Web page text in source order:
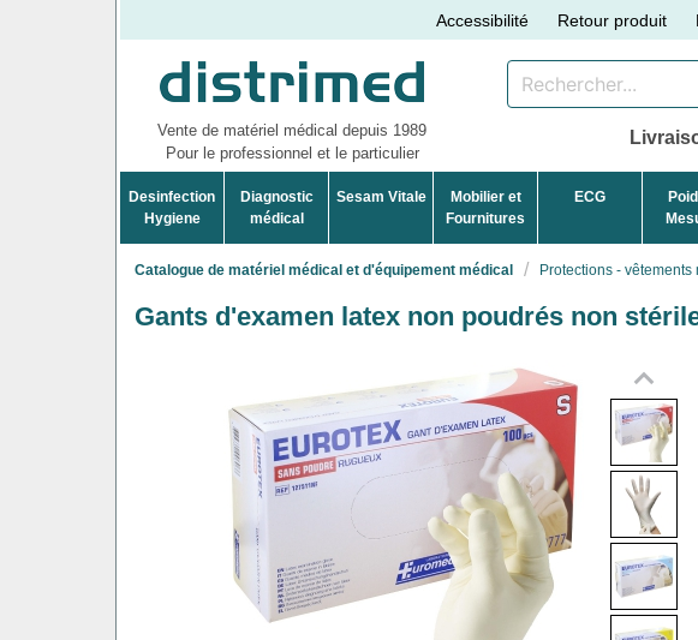
Accessibilité Retour produit
Vente de matériel médical depuis 1989
Pour le professionnel et le particulier
Desinfection
Hygiene
Diagnostic
médical
Sesam Vitale
Mobilier et
Fournitures
ECG
Catalogue de matériel médical et d'équipement médical Protections - vêtements
Gants d'examen latex non poudrés non